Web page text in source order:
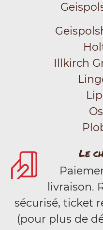
Illkirch
Le
livraison.
sécurisé, ticket
(pour plus de